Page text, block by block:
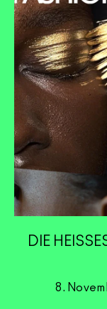
DIE
8.